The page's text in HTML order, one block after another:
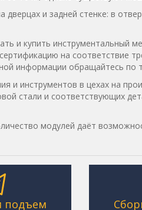
и задней стенке: в
и купить инструментальный
на соответствие
информации обращайтесь
и инструментов в цехах на
стали и соответствующих
модулей даёт
подъем